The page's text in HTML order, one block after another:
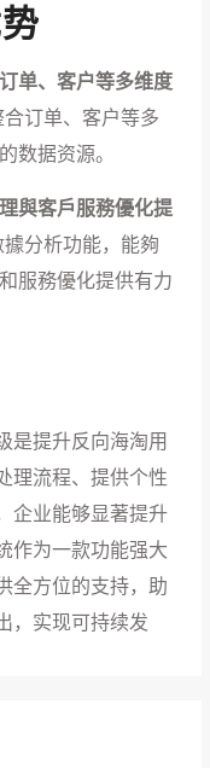
单、客户等多维度
订单、客户等多
数据资源。
與客戶服務優化提
分析功能，能夠
服務優化提供有力
是提升反向海淘用
理流程、提供个性
企业能够显著提升
作为一款功能强大
全方位的支持，助
，实现可持续发